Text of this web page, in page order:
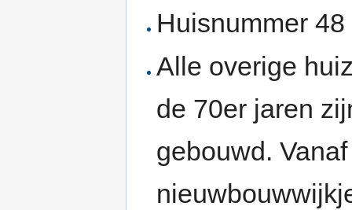
Huisnummer
Alle overige
de 70er jaren
gebouwd.